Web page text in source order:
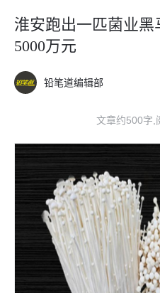
淮安跑出一匹菌业
5000万元
铅笔道编辑部
文章约500字,